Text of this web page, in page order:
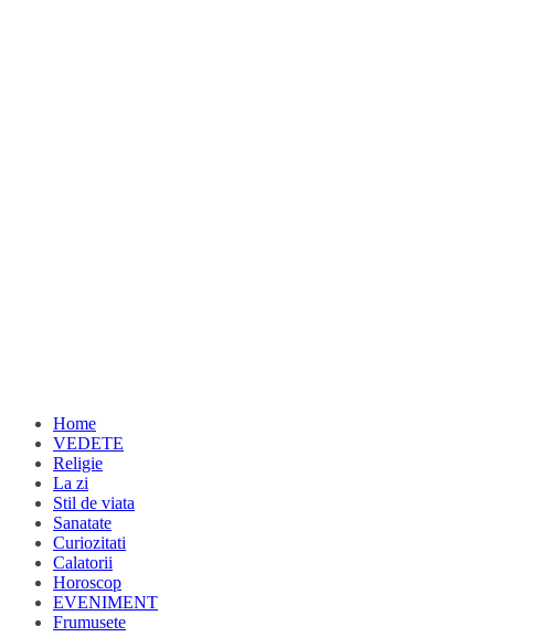
Home
VEDETE
Religie
La zi
Stil de viata
Sanatate
Curiozitati
Calatorii
Horoscop
EVENIMENT
Frumusete